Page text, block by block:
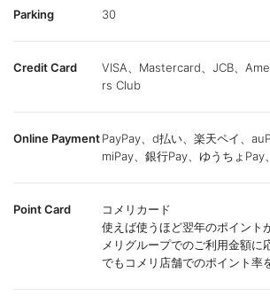
Parking 30
Credit Card
VISA、Mastercard、JCB、
rs Club
Online PaymentPayPay、d払い、楽天ペイ、
miPay、銀行Pay、ゆうちょPay
Point Card
コメリカード
使えば使うほど翌年のポイント
メリグループでのご利用金額に
でもコメリ店舗でのポイント率